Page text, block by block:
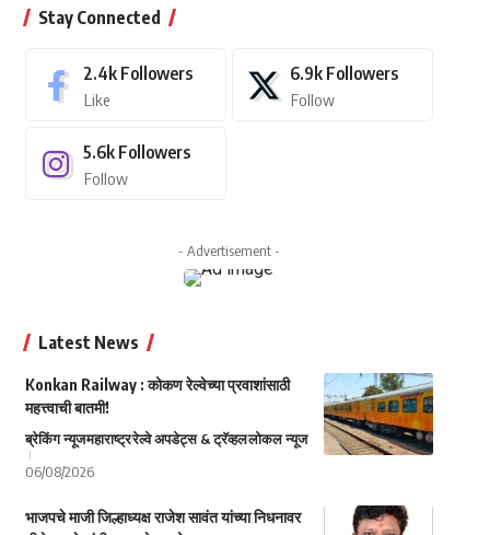
Stay Connected
2.4k Followers
Like
6.9k Followers
Follow
5.6k Followers
Follow
- Advertisement -
Latest News
Konkan Railway : कोकण रेल्वेच्या प्रवाशांसाठी
महत्त्वाची बातमी!
ब्रेकिंग न्यूजमहाराष्ट्ररेल्वे अपडेट्स & ट्रॅव्हललोकल न्यूज
06/08/2026
भाजपचे माजी जिल्हाध्यक्ष राजेश सावंत यांच्या निधनावर